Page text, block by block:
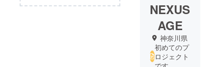
NEXUS
AGE
神奈川県
初めてのプ
ロジェクト